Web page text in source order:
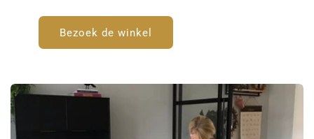
Bezoek de winkel